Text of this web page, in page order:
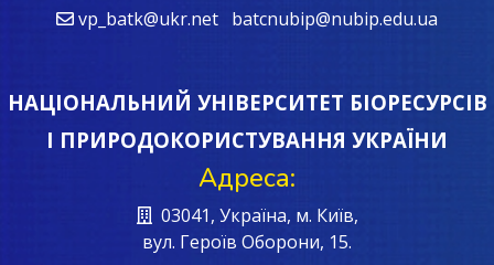
vp_batk@ukr.net batcnubip@nubip.edu.ua
НАЦІОНАЛЬНИЙ УНІВЕРСИТЕТ БІОРЕСУРСІВ
І ПРИРОДОКОРИСТУВАННЯ УКРАЇНИ
Адреса:
03041, Україна, м. Київ,
вул. Героїв Oборони, 15.